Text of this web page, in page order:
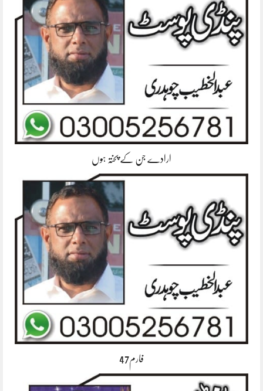
ارادے جن کے پختہ ہوں
فارم47